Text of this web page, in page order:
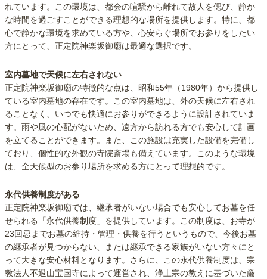
れています。この環境は、都会の喧騒から離れて故人を偲び、静か
な時間を過ごすことができる理想的な場所を提供します。特に、都
心で静かな環境を求めている方や、心安らぐ場所でお参りをしたい
方にとって、正定院神楽坂御廟は最適な選択です。
室内墓地で天候に左右されない
正定院神楽坂御廟の特徴的な点は、昭和55年（1980年）から提供し
ている室内墓地の存在です。この室内墓地は、外の天候に左右され
ることなく、いつでも快適にお参りができるように設計されていま
す。雨や風の心配がないため、遠方から訪れる方でも安心して計画
を立てることができます。また、この施設は充実した設備を完備し
ており、個性的な外観の寺院斎場も備えています。このような環境
は、全天候型のお参り場所を求める方にとって理想的です。
永代供養制度がある
正定院神楽坂御廟では、継承者がいない場合でも安心してお墓を任
せられる「永代供養制度」を提供しています。この制度は、お寺が
23回忌までお墓の維持・管理・供養を行うというもので、今後お墓
の継承者が見つからない、または継承できる家族がいない方々にと
って大きな安心材料となります。さらに、この永代供養制度は、宗
教法人不退山宝国寺によって運営され、浄土宗の教えに基づいた厳